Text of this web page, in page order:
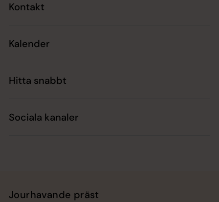
Kontakt
Kalender
Hitta snabbt
Sociala kanaler
Jourhavande präst